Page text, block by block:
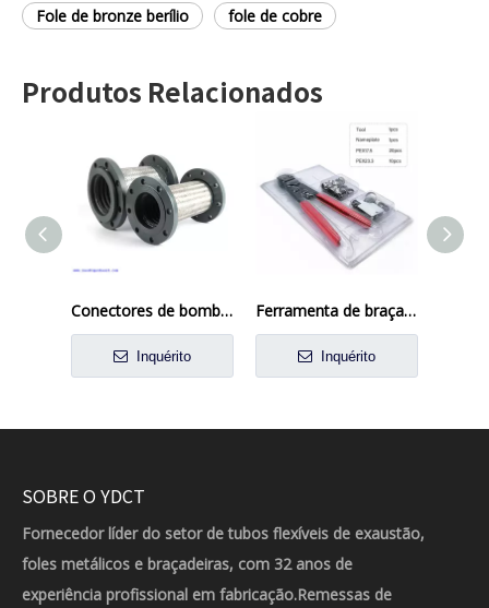
Fole de bronze berílio
fole de cobre
Produtos Relacionados
Conectores de bomba flexíveis trançados
Inquérito
Ferramenta de braçadeira de orelha pex braçadeira de tubulação cinch ferramenta crimper para braçadeiras de aço inoxidável
Inquérito
SOBRE O YDCT
Fornecedor líder do setor de tubos flexíveis de exaustão,
foles metálicos e braçadeiras, com 32 anos de
experiência profissional em fabricação.Remessas de